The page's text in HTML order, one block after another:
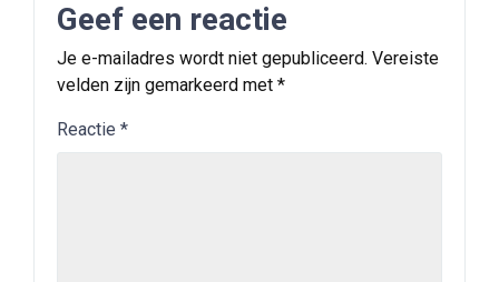
Geef een reactie
Je e-mailadres wordt niet gepubliceerd. Vereiste
velden zijn gemarkeerd met *
Reactie *